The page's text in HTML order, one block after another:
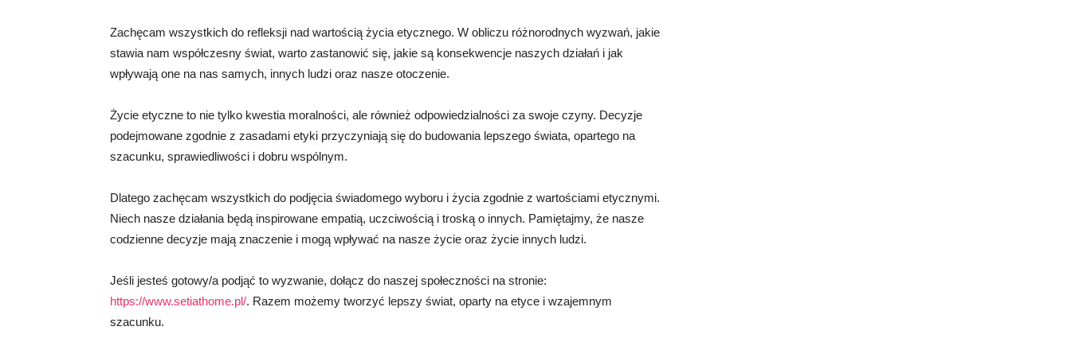
Zachęcam wszystkich do refleksji nad wartością życia etycznego. W obliczu różnorodnych wyzwań, jakie
stawia nam współczesny świat, warto zastanowić się, jakie są konsekwencje naszych działań i jak
wpływają one na nas samych, innych ludzi oraz nasze otoczenie.
Życie etyczne to nie tylko kwestia moralności, ale również odpowiedzialności za swoje czyny. Decyzje
podejmowane zgodnie z zasadami etyki przyczyniają się do budowania lepszego świata, opartego na
szacunku, sprawiedliwości i dobru wspólnym.
Dlatego zachęcam wszystkich do podjęcia świadomego wyboru i życia zgodnie z wartościami etycznymi.
Niech nasze działania będą inspirowane empatią, uczciwością i troską o innych. Pamiętajmy, że nasze
codzienne decyzje mają znaczenie i mogą wpływać na nasze życie oraz życie innych ludzi.
Jeśli jesteś gotowy/a podjąć to wyzwanie, dołącz do naszej społeczności na stronie:
https://www.setiathome.pl/. Razem możemy tworzyć lepszy świat, oparty na etyce i wzajemnym
szacunku.